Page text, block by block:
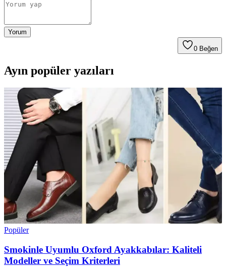
Yorum
0 Beğen
Ayın popüler yazıları
Popüler
Smokinle Uyumlu Oxford Ayakkabılar: Kaliteli
Modeller ve Seçim Kriterleri